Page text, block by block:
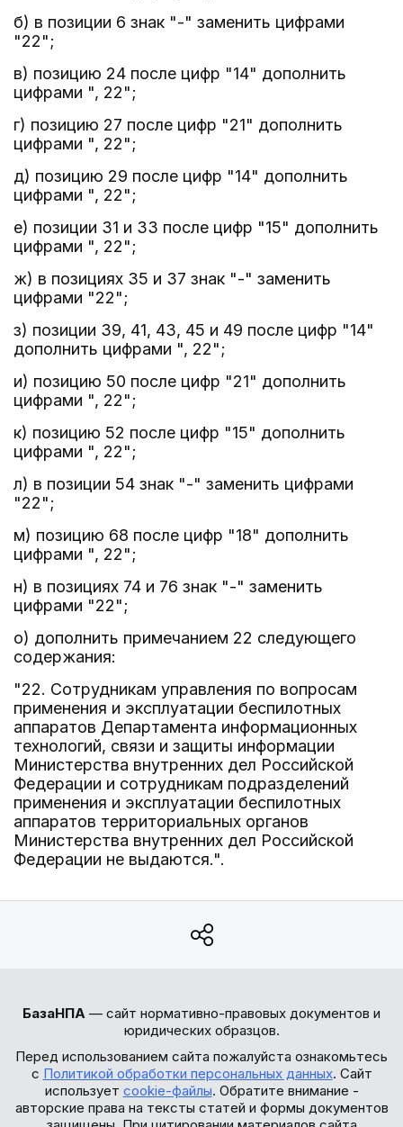
б) в позиции 6 знак "-" заменить цифрами
"22";
в) позицию 24 после цифр "14" дополнить
цифрами ", 22";
г) позицию 27 после цифр "21" дополнить
цифрами ", 22";
д) позицию 29 после цифр "14" дополнить
цифрами ", 22";
е) позиции 31 и 33 после цифр "15" дополнить
цифрами ", 22";
ж) в позициях 35 и 37 знак "-" заменить
цифрами "22";
з) позиции 39, 41, 43, 45 и 49 после цифр "14"
дополнить цифрами ", 22";
и) позицию 50 после цифр "21" дополнить
цифрами ", 22";
к) позицию 52 после цифр "15" дополнить
цифрами ", 22";
л) в позиции 54 знак "-" заменить цифрами
"22";
м) позицию 68 после цифр "18" дополнить
цифрами ", 22";
н) в позициях 74 и 76 знак "-" заменить
цифрами "22";
о) дополнить примечанием 22 следующего
содержания:
"22. Сотрудникам управления по вопросам
применения и эксплуатации беспилотных
аппаратов Департамента информационных
технологий, связи и защиты информации
Министерства внутренних дел Российской
Федерации и сотрудникам подразделений
применения и эксплуатации беспилотных
аппаратов территориальных органов
Министерства внутренних дел Российской
Федерации не выдаются.".
БазаНПА — сайт нормативно-правовых документов и
юридических образцов.
Перед использованием сайта пожалуйста ознакомьтесь
с Политикой обработки персональных данных. Сайт
использует cookie-файлы. Обратите внимание -
авторские права на тексты статей и формы документов